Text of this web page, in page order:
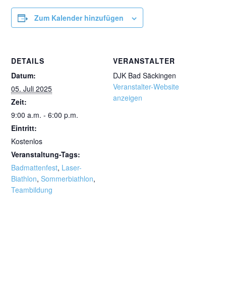
Zum Kalender hinzufügen
DETAILS
Datum:
05. Juli 2025
Zeit:
9:00 a.m. - 6:00 p.m.
Eintritt:
Kostenlos
Veranstaltung-Tags:
Badmattenfest, Laser-
Biathlon,Sommerbiathlon,
Teambildung
VERANSTALTER
DJK Bad Säckingen
Veranstalter-Website
anzeigen